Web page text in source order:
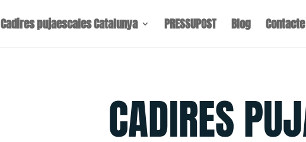
Cadires pujaescales Catalunya PRESSUPOST Blog Contacte
CADIRES